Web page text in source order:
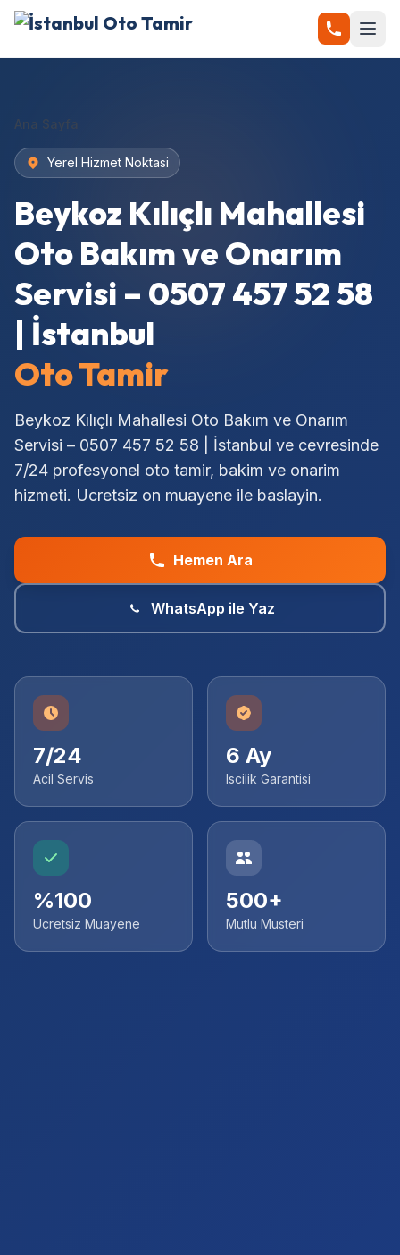
Ana Sayfa
Yerel Hizmet Noktasi
Beykoz Kılıçlı Mahallesi
Oto Bakım ve Onarım
Servisi – 0507 457 52 58
| İstanbul
Oto Tamir
Beykoz Kılıçlı Mahallesi Oto Bakım ve Onarım
Servisi – 0507 457 52 58 | İstanbul ve cevresinde
7/24 profesyonel oto tamir, bakim ve onarim
hizmeti. Ucretsiz on muayene ile baslayin.
Hemen Ara
WhatsApp ile Yaz
7/24
Acil Servis
6 Ay
Iscilik Garantisi
%100
Ucretsiz Muayene
500+
Mutlu Musteri